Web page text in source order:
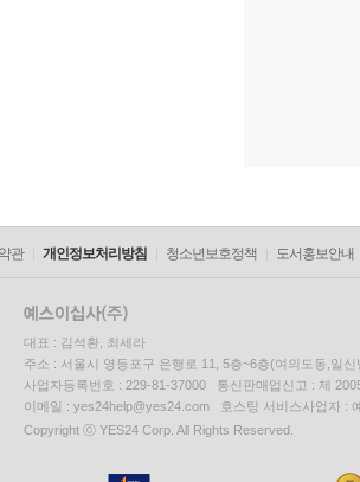
관 개인정보처리방침 청소년보호정책 도서홍보안내
대표 : 김석환, 최세라
주소 : 서울시 영등포구 은행로 11, 5층~6층(여의도동,일신
사업자등록번호 : 229-81-37000 통신판매업신고 : 제
이메일 : yes24help@yes24.com 호스팅 서비스사업자 :
Copyright ⓒ YES24 Corp. All Rights Reserved.